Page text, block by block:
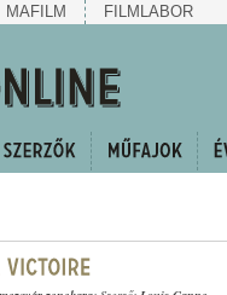
MAFILM FILMLABOR